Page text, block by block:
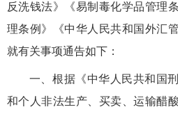
反洗钱法》《易制毒化学品管理
理条例》《中华人民共和国外汇
就有关事项通告如下：
一、根据《中华人民共和国
和个人非法生产、买卖、运输醋